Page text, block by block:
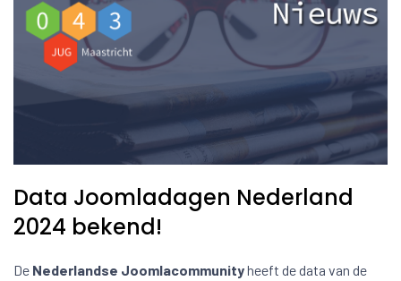
Data Joomladagen Nederland
2024 bekend!
De Nederlandse Joomlacommunityheeft de data van de